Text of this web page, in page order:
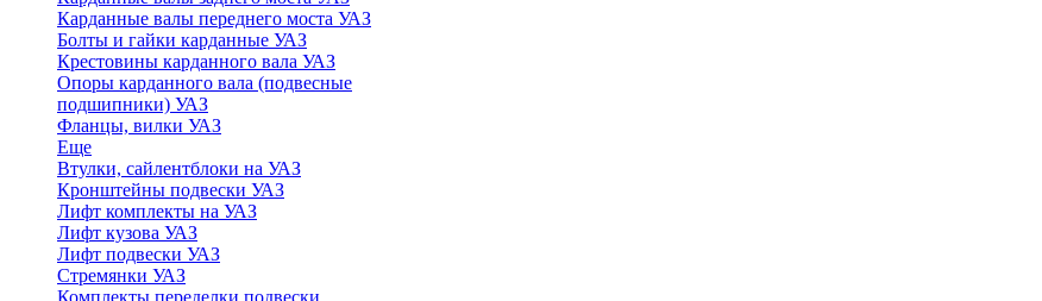
Карданные валы переднего моста УАЗ
Болты и гайки карданные УАЗ
Крестовины карданного вала УАЗ
Опоры карданного вала (подвесные
подшипники) УАЗ
Фланцы, вилки УАЗ
Еще
Втулки, сайлентблоки на УАЗ
Кронштейны подвески УАЗ
Лифт комплекты на УАЗ
Лифт кузова УАЗ
Лифт подвески УАЗ
Стремянки УАЗ
Комплекты переделки подвески